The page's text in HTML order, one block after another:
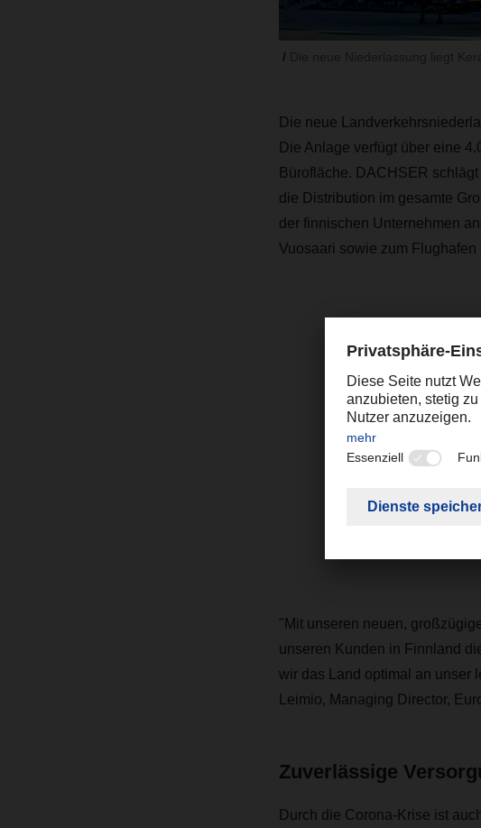
Die neue
Die Anlage verfügt über eine
Bürofläche. DACHSER
die Distribution im gesamte
der finnischen Unternehmen
Vuosaari sowie zum
“Mit
eigenen
Kunden
Tuomas
"Mit unseren neuen,
unseren Kunden in Finnland
wir das Land optimal an unser
Leimio, Managing Director,
Zuverlässige
Durch die Corona-Krise ist